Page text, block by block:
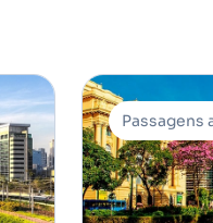
Passagens